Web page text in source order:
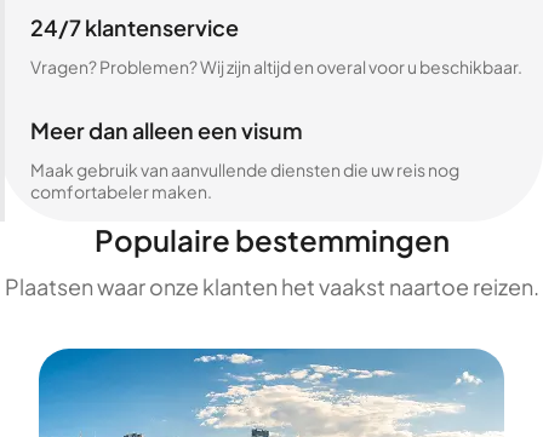
24/7 klantenservice
Vragen? Problemen? Wij zijn altijd en overal voor u beschikbaar.
Meer dan alleen een visum
Maak gebruik van aanvullende diensten die uw reis nog
comfortabeler maken.
Populaire bestemmingen
Plaatsen waar onze klanten het vaakst naartoe reizen.